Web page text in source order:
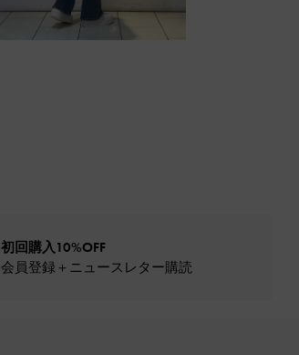
初回購入10%OFF
会員登録＋ニュースレター購読